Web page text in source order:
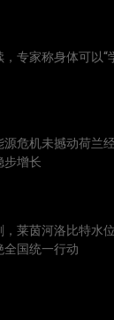
专家称身体可以“
危机未撼动荷兰
步增长
莱茵河洛比特水
国统一行动